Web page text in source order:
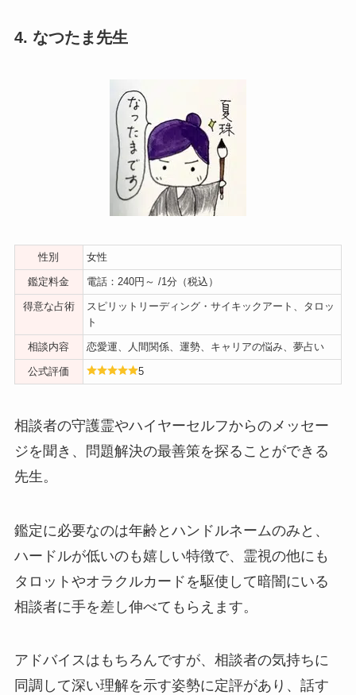
4. なつたま先生
性別 女性
鑑定料金 電話：240円～ /1分（税込）
得意な占術
スピリットリーディング・サイキックアート、タロッ
ト
相談内容 恋愛運、人間関係、運勢、キャリアの悩み、夢占い
公式評価 5
相談者の守護霊やハイヤーセルフからのメッセー
ジを聞き、問題解決の最善策を探ることができる
先生。
鑑定に必要なのは年齢とハンドルネームのみと、
ハードルが低いのも嬉しい特徴で、霊視の他にも
タロットやオラクルカードを駆使して暗闇にいる
相談者に手を差し伸べてもらえます。
アドバイスはもちろんですが、相談者の気持ちに
同調して深い理解を示す姿勢に定評があり、話す